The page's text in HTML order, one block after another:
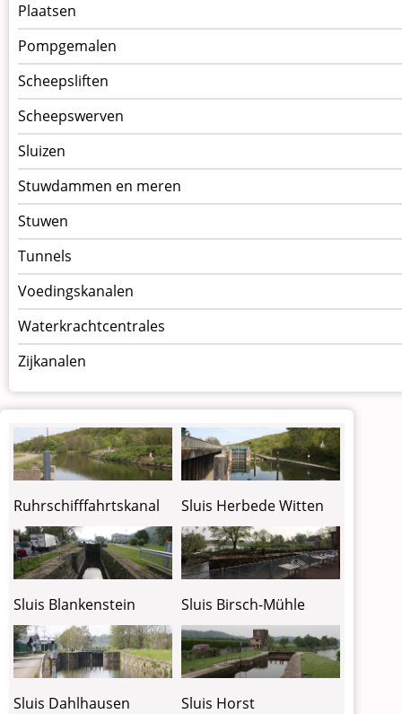
Plaatsen
Pompgemalen
Scheepsliften
Scheepswerven
Sluizen
Stuwdammen en meren
Stuwen
Tunnels
Voedingskanalen
Waterkrachtcentrales
Zijkanalen
Ruhrschifffahrtskanal Sluis Herbede Witten
Sluis Blankenstein Sluis Birsch-Mühle
Sluis Dahlhausen Sluis Horst